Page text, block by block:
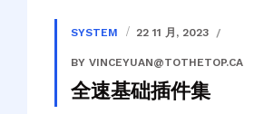
SYSTEM 22 11 月, 2023
BY VINCEYUAN@TOTHETOP.CA
全速基础插件集